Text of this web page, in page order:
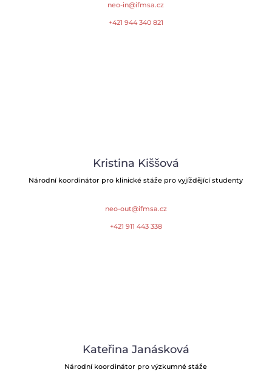
neo-in@ifmsa.cz
+421 944 340 821
Kristina Kiššová
Národní koordinátor pro klinické stáže pro vyjíždějící studenty
neo-out@ifmsa.cz
+421 911 443 338
Kateřina Janásková
Národní koordinátor pro výzkumné stáže